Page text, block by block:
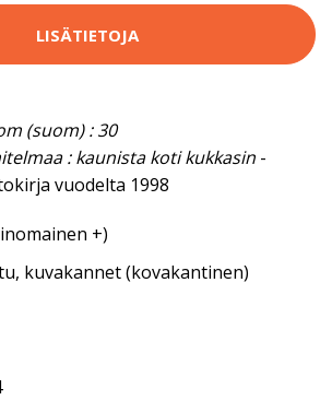
LISÄTIETOJA
(suom) : 30
: kaunista koti kukkasin -
vuodelta 1998
+)
kuvakannet (kovakantinen)